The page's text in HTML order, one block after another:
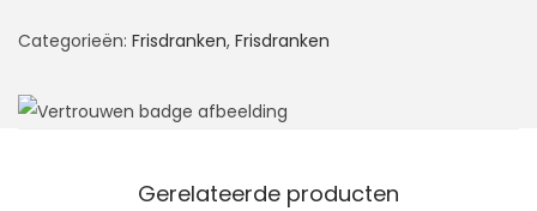
Categorieën: Frisdranken, Frisdranken
Gerelateerde producten